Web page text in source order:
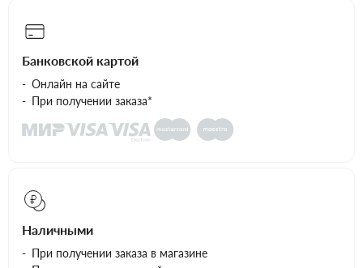
Банковской картой
Онлайн на сайте
При получении заказа*
Наличными
При получении заказа в магазине